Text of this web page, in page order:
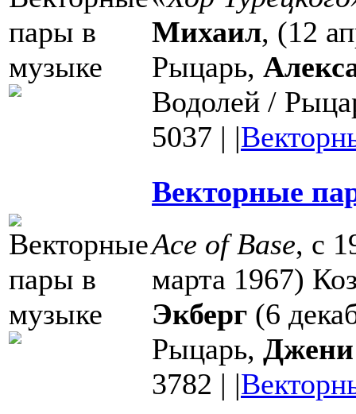
Михаил, (12
Рыцарь,
Водолей /
5037 | |
Векторные
Ace of Base, с
марта 1967)
Экберг (6
Рыцарь, Джени
3782 | |